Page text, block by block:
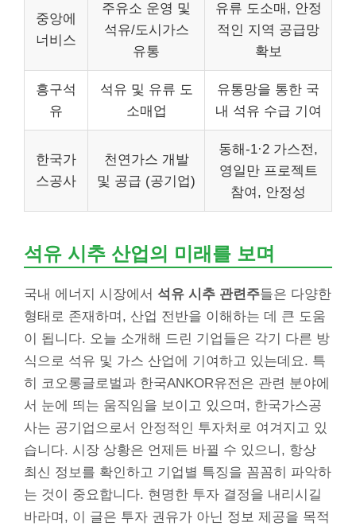
중앙에
너비스
주유소 운영 및
석유/도시가스
유통
유류 도소매, 안정
적인 지역 공급망
확보
흥구석
유
석유 및 유류 도
소매업
유통망을 통한 국
내 석유 수급 기여
한국가
스공사
천연가스 개발
및 공급 (공기업)
동해-1·2 가스전,
영일만 프로젝트
참여, 안정성
석유 시추 산업의 미래를 보며
국내 에너지 시장에서 석유 시추 관련주들은 다양한
형태로 존재하며, 산업 전반을 이해하는 데 큰 도움
이 됩니다. 오늘 소개해 드린 기업들은 각기 다른 방
식으로 석유 및 가스 산업에 기여하고 있는데요. 특
히 코오롱글로벌과 한국ANKOR유전은 관련 분야에
서 눈에 띄는 움직임을 보이고 있으며, 한국가스공
사는 공기업으로서 안정적인 투자처로 여겨지고 있
습니다. 시장 상황은 언제든 바뀔 수 있으니, 항상
최신 정보를 확인하고 기업별 특징을 꼼꼼히 파악하
는 것이 중요합니다. 현명한 투자 결정을 내리시길
바라며, 이 글은 투자 권유가 아닌 정보 제공을 목적